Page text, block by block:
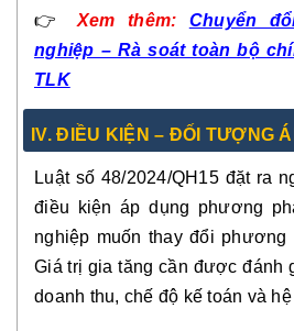
👉 Xem thêm: Chuyển
nghiệp – Rà soát toàn bộ
TLK
IV. ĐIỀU KIỆN – ĐỐI TƯỢNG
Luật số 48/2024/QH15 đặt ra
điều kiện áp dụng phương
nghiệp muốn thay đổi
Giá trị gia tăng cần được đánh
doanh thu, chế độ kế toán và